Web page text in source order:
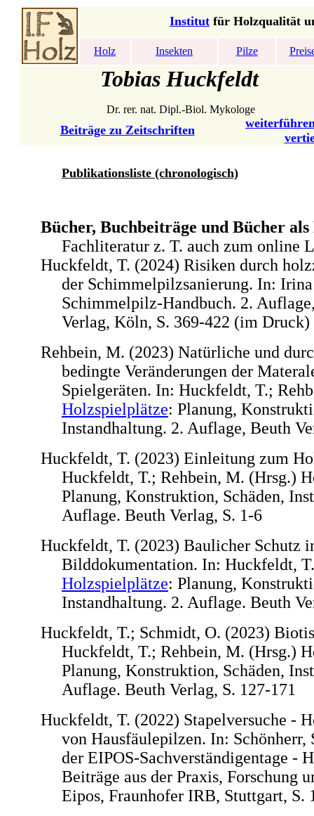
Institut für Holzqualität
Holz Insekten Pilze
Tobias Huckfeldt
Dr. rer. nat. Dipl.-Biol. Mykologe
Beiträge zu Zeitschriften
Publikationsliste(chronologisch)
Bücher, Buchbeiträge und Bücher als
Fachliteratur z. T. auch zum online
Huckfeldt, T. (2024) Risiken durch
der Schimmelpilzsanierung. In:
Schimmelpilz-Handbuch. 2.
Verlag, Köln, S. 369-422 (im Druck)
Rehbein, M. (2023) Natürliche und
bedingte Veränderungen der
Spielgeräten. In: Huckfeldt, T.;
Holzspielplätze: Planung,
Instandhaltung. 2. Auflage, Beuth
Huckfeldt, T. (2023) Einleitung zum
Huckfeldt, T.; Rehbein, M. (Hrsg.)
Planung, Konstruktion, Schäden,
Auflage. Beuth Verlag, S. 1-6
Huckfeldt, T. (2023) Baulicher Schutz
Bilddokumentation. In: Huckfeldt,
Holzspielplätze: Planung,
Instandhaltung. 2. Auflage. Beuth
Huckfeldt, T.; Schmidt, O. (2023)
Huckfeldt, T.; Rehbein, M. (Hrsg.)
Planung, Konstruktion, Schäden,
Auflage. Beuth Verlag, S. 127-171
Huckfeldt, T. (2022) Stapelversuche -
von Hausfäulepilzen. In: Schönherr,
der EIPOS-Sachverständigentage -
Beiträge aus der Praxis, Forschung
Eipos, Fraunhofer IRB, Stuttgart, S.